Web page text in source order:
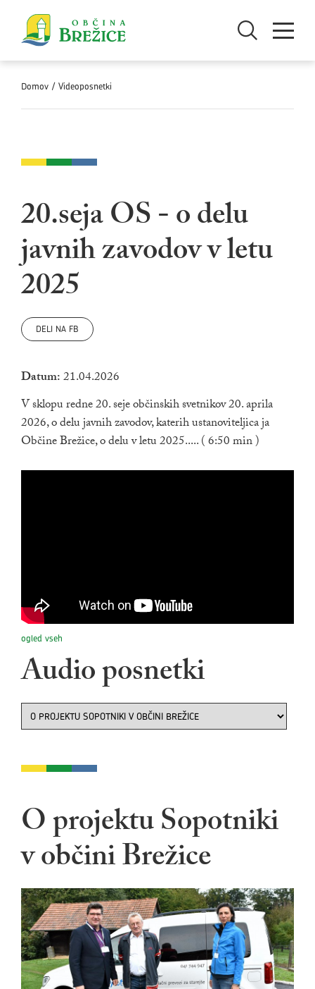
Odpri iskanjeOdpri meni
Domov / Videoposnetki
20.seja OS - o delu
javnih zavodov v letu
2025
DELI NA FB
Datum:21.04.2026
V sklopu redne 20. seje občinskih svetnikov 20. aprila
2026, o delu javnih zavodov, katerih ustanoviteljica ja
Občine Brežice, o delu v letu 2025..... ( 6:50 min )
ogled vseh
Audio posnetki
O projektu Sopotniki
v občini Brežice